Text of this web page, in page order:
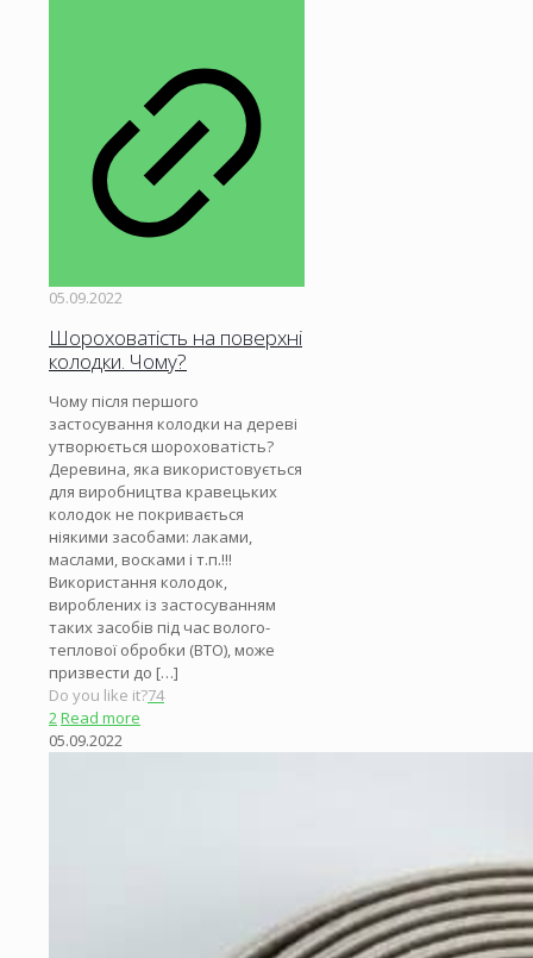
05.09.2022
Шороховатість на поверхні
колодки. Чому?
Чому після першого
застосування колодки на дереві
утворюється шороховатість?
Деревина, яка використовується
для виробництва кравецьких
колодок не покривається
ніякими засобами: лаками,
маслами, восками і т.п.!!!
Використання колодок,
вироблених із застосуванням
таких засобів під час волого-
теплової обробки (ВТО), може
призвести до […]
Do you like it?74
2Read more
05.09.2022